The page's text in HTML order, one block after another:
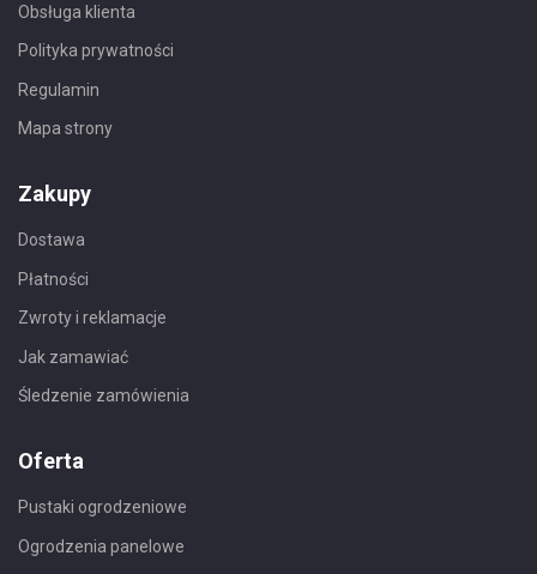
Obsługa klienta
Polityka prywatności
Regulamin
Mapa strony
Zakupy
Dostawa
Płatności
Zwroty i reklamacje
Jak zamawiać
Śledzenie zamówienia
Oferta
Pustaki ogrodzeniowe
Ogrodzenia panelowe